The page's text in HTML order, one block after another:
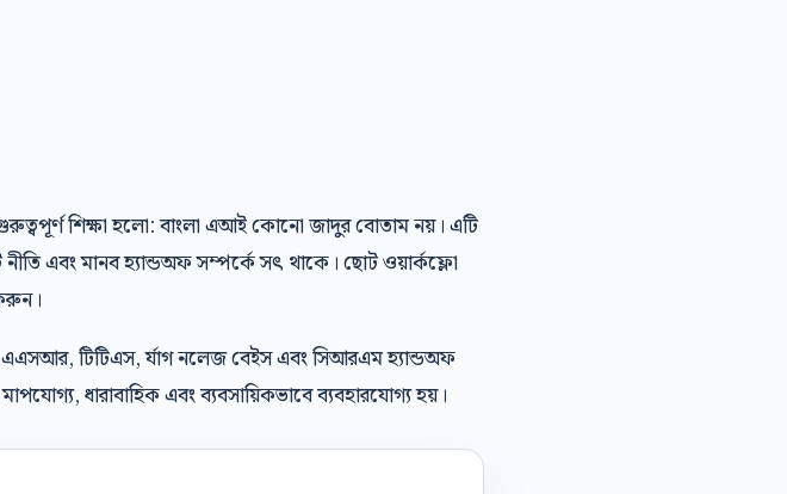
শিক্ষা হলো: বাংলা এআই কোনো জাদুর বোতাম নয়। এটি
এবং মানব হ্যান্ডঅফ সম্পর্কে সৎ থাকে। ছোট ওয়ার্কফ্লো
টিটিএস, র্যাগ নলেজ বেইস এবং সিআরএম হ্যান্ডঅফ
ধারাবাহিক এবং ব্যবসায়িকভাবে ব্যবহারযোগ্য হয়।